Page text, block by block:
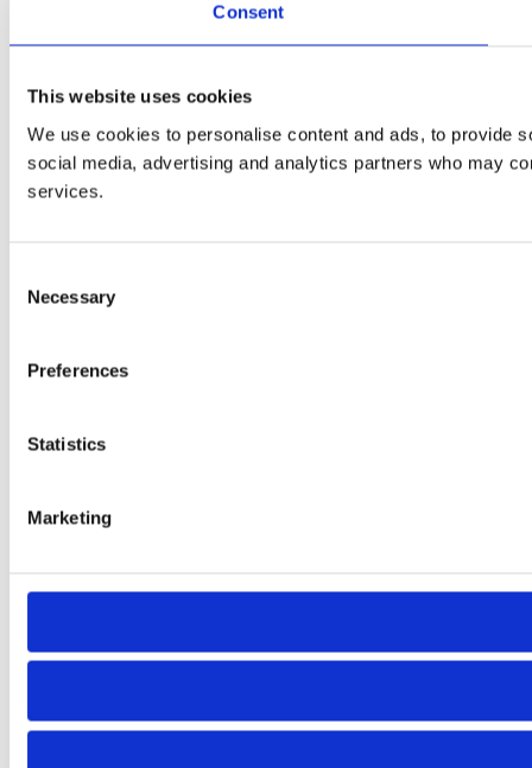
Consent
This website uses cookies
We use cookies to personalise content and ads, to provide
social media, advertising and analytics partners who may
services.
Selection
Necessary
Preferences
Statistics
Marketing